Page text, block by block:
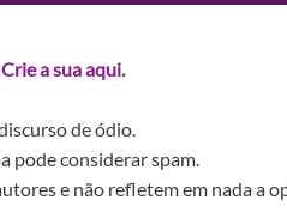
Crie a sua aqui.
de ódio.
pode considerar spam.
e não refletem em nada a